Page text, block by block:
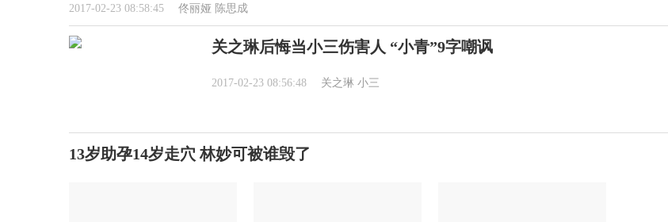
2017-02-23 08:58:45 佟丽娅 陈思成
关之琳后悔当小三伤害人 “小青”9字嘲讽
2017-02-23 08:56:48 关之琳 小三
13岁助孕14岁走穴 林妙可被谁毁了